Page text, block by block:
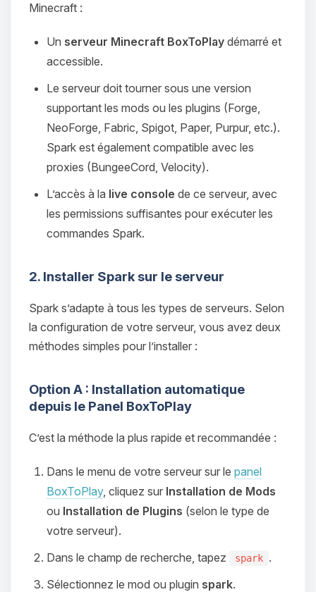
Minecraft :
Un serveur Minecraft BoxToPlay démarré et
accessible.
Le serveur doit tourner sous une version
supportant les mods ou les plugins (Forge,
NeoForge, Fabric, Spigot, Paper, Purpur, etc.).
Spark est également compatible avec les
proxies (BungeeCord, Velocity).
L’accès à la live console de ce serveur, avec
les permissions suffisantes pour exécuter les
commandes Spark.
2. Installer Spark sur le serveur
Spark s’adapte à tous les types de serveurs. Selon
la configuration de votre serveur, vous avez deux
méthodes simples pour l’installer :
Option A : Installation automatique
depuis le Panel BoxToPlay
C’est la méthode la plus rapide et recommandée :
Dans le menu de votre serveur sur le panel
BoxToPlay, cliquez sur Installation de Mods
ou Installation de Plugins (selon le type de
votre serveur).
Dans le champ de recherche, tapez
spark .
Sélectionnez le mod ou plugin spark.